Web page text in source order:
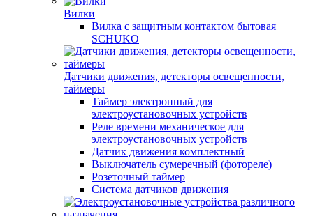
Вилки
Вилка с защитным контактом бытовая
SCHUKO
Датчики движения, детекторы освещенности,
таймеры
Таймер электронный для
электроустановочных устройств
Реле времени механическое для
электроустановочных устройств
Датчик движения комплектный
Выключатель сумеречный (фотореле)
Розеточный таймер
Система датчиков движения